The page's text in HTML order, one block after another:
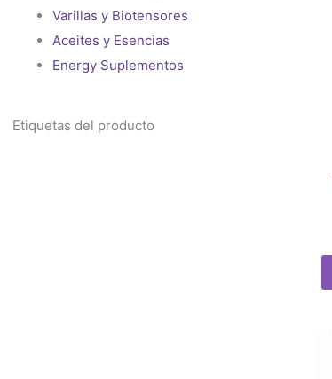
Varillas y Biotensores
Aceites y Esencias
Energy Suplementos
Etiquetas del producto